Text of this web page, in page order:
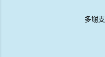
多謝